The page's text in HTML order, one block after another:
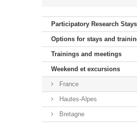
Participatory Research Stays
Options for stays and
Trainings and meetings
Weekend et excursions
France
Hautes-Alpes
Bretagne